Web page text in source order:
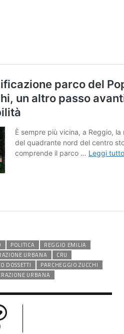
POLITICA
REGGIO EMILIA
URBANA
CRU
DOSSETTI
PARCHEGGIO ZUCCHI
URBANA